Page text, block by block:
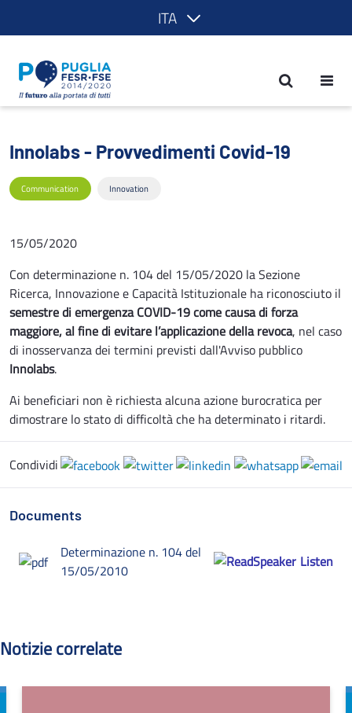
ITA
Innolabs - Provvedimenti Covid-19 -
Innolabs - Provvedimenti Covid-19
Communication Innovation
15/05/2020
Con determinazione n. 104 del 15/05/2020 la Sezione
Ricerca, Innovazione e Capacità Istituzionale ha riconosciuto il
semestre di emergenza COVID-19 come causa di forza
maggiore, al fine di evitare l’applicazione della revoca, nel caso
di inosservanza dei termini previsti dall'Avviso pubblico
Innolabs.
Ai beneficiari non è richiesta alcuna azione burocratica per
dimostrare lo stato di difficoltà che ha determinato i ritardi.
Condividi
Documents
Determinazione n. 104 del
15/05/2010
Listen
Notizie correlate